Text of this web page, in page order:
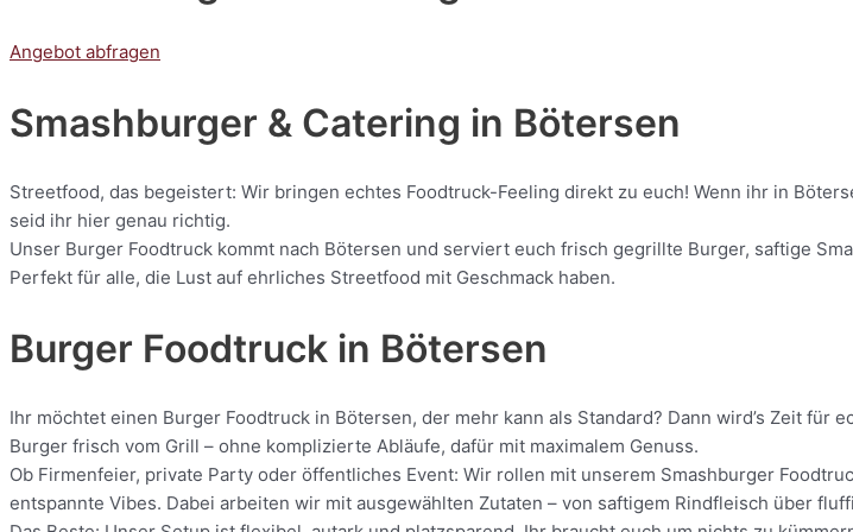
Angebot abfragen
Smashburger & Catering in Bötersen
Streetfood, das begeistert: Wir bringen echtes Foodtruck-Feeling direkt zu euch! Wenn ihr in
seid ihr hier genau richtig.
Unser Burger Foodtruck kommt nach Bötersen und serviert euch frisch gegrillte Burger, saftige
Perfekt für alle, die Lust auf ehrliches Streetfood mit Geschmack haben.
Burger Foodtruck in Bötersen
Ihr möchtet einen Burger Foodtruck in Bötersen, der mehr kann als Standard? Dann wird’s Zeit
Burger frisch vom Grill – ohne komplizierte Abläufe, dafür mit maximalem Genuss.
Ob Firmenfeier, private Party oder öffentliches Event: Wir rollen mit unserem Smashburger
entspannte Vibes. Dabei arbeiten wir mit ausgewählten Zutaten – von saftigem Rindfleisch über